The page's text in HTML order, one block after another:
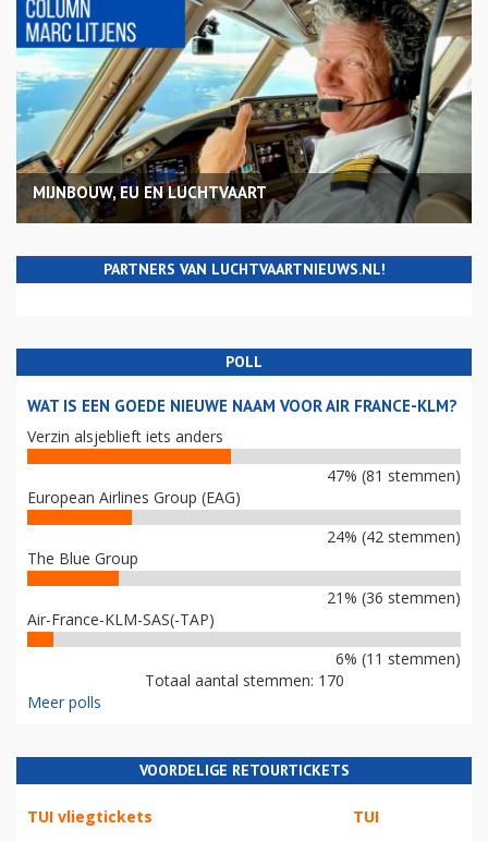
MIJNBOUW, EU EN LUCHTVAART
PARTNERS VAN LUCHTVAARTNIEUWS.NL!
POLL
WAT IS EEN GOEDE NIEUWE NAAM VOOR AIR FRANCE-KLM?
Verzin alsjeblieft iets anders
47% (81 stemmen)
European Airlines Group (EAG)
24% (42 stemmen)
The Blue Group
21% (36 stemmen)
Air-France-KLM-SAS(-TAP)
6% (11 stemmen)
Totaal aantal stemmen: 170
Meer polls
VOORDELIGE RETOURTICKETS
TUI vliegtickets TUI